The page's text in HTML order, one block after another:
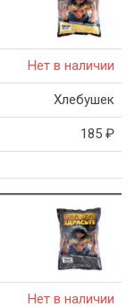
Нет в наличии
Хлебушек
185 ₽
Нет в наличии